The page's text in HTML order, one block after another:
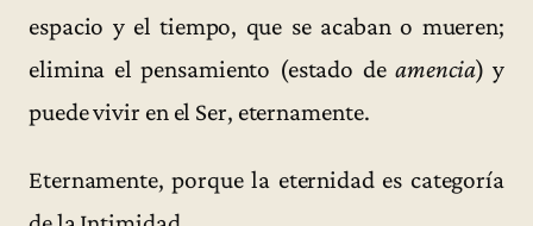
espacio y el tiempo, que se acaban o mueren;
elimina el pensamiento (estado deamencia) y
puede vivir en el Ser, eternamente.
Eternamente, porque la eternidad es categoría